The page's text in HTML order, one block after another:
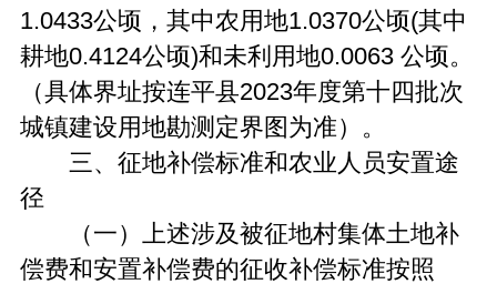
1.0433公顷，其中农用地1.0370公顷(其中
耕地0.4124公顷)和未利用地0.0063 公顷。
（具体界址按连平县2023年度第十四批次
城镇建设用地勘测定界图为准）。
三、征地补偿标准和农业人员安置途
径
（一）上述涉及被征地村集体土地补
偿费和安置补偿费的征收补偿标准按照